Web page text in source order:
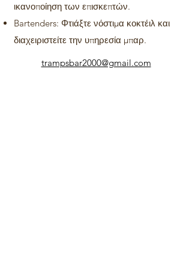
ικανοποίηση των επισκεπτών.
Bartenders: Φτιάξτε νόστιμα κοκτέιλ και
διαχειριστείτε την υπηρεσία μπαρ.
trampsbar2000@gmail.com